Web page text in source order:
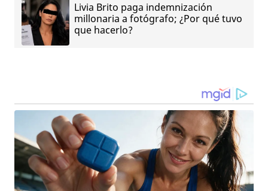
Livia Brito paga indemnización
millonaria a fotógrafo; ¿Por qué tuvo
que hacerlo?